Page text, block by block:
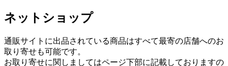
ネットショップ
通販サイトに出品されている商品はすべて最寄の店舗へのお
取り寄せも可能です。
お取り寄せに関しましてはページ下部に記載しておりますの